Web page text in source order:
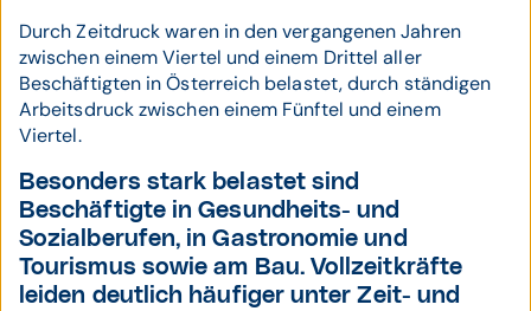
Durch Zeitdruck waren in den vergangenen Jahren
zwischen einem Viertel und einem Drittel aller
Beschäftigten in Österreich belastet, durch ständigen
Arbeitsdruck zwischen einem Fünftel und einem
Viertel.
Besonders stark belastet sind
Beschäftigte in Gesundheits- und
Sozialberufen, in Gastronomie und
Tourismus sowie am Bau. Vollzeitkräfte
leiden deutlich häufiger unter Zeit- und